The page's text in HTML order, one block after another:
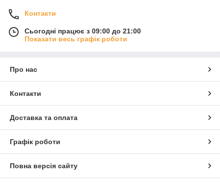
Контакти
Сьогодні працює з 09:00 до 21:00
Показати весь графік роботи
Про нас
Контакти
Доставка та оплата
Графік роботи
Повна версія сайту